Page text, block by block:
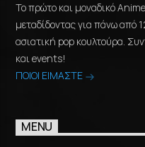
Το πρώτο και μοναδικό
μεταδίδοντας για πάνω από
ασιατική pop κουλτούρα.
και events!
ΠΟΙΟΙ ΕΙΜΑΣΤΕ
MENU